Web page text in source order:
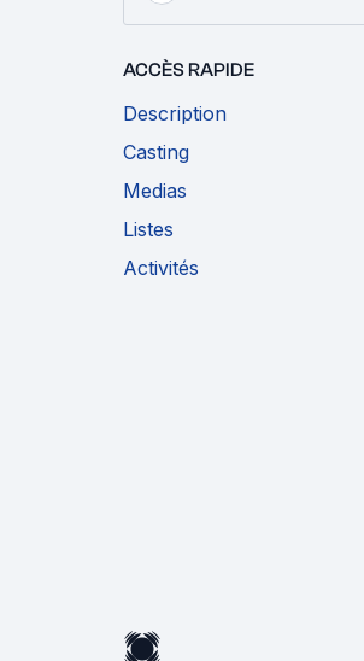
ACCÈS RAPIDE
Description
Casting
Medias
Listes
Activités